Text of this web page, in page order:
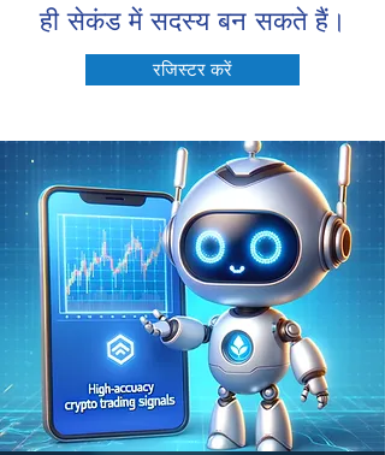
ही सेकंड में सदस्य बन सकते हैं।
रजिस्टर करें